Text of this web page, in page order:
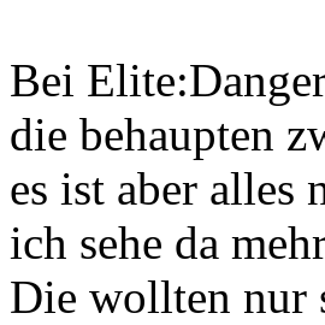
Bei
die behaupten
es ist aber alles
ich sehe da
Die wollten nur